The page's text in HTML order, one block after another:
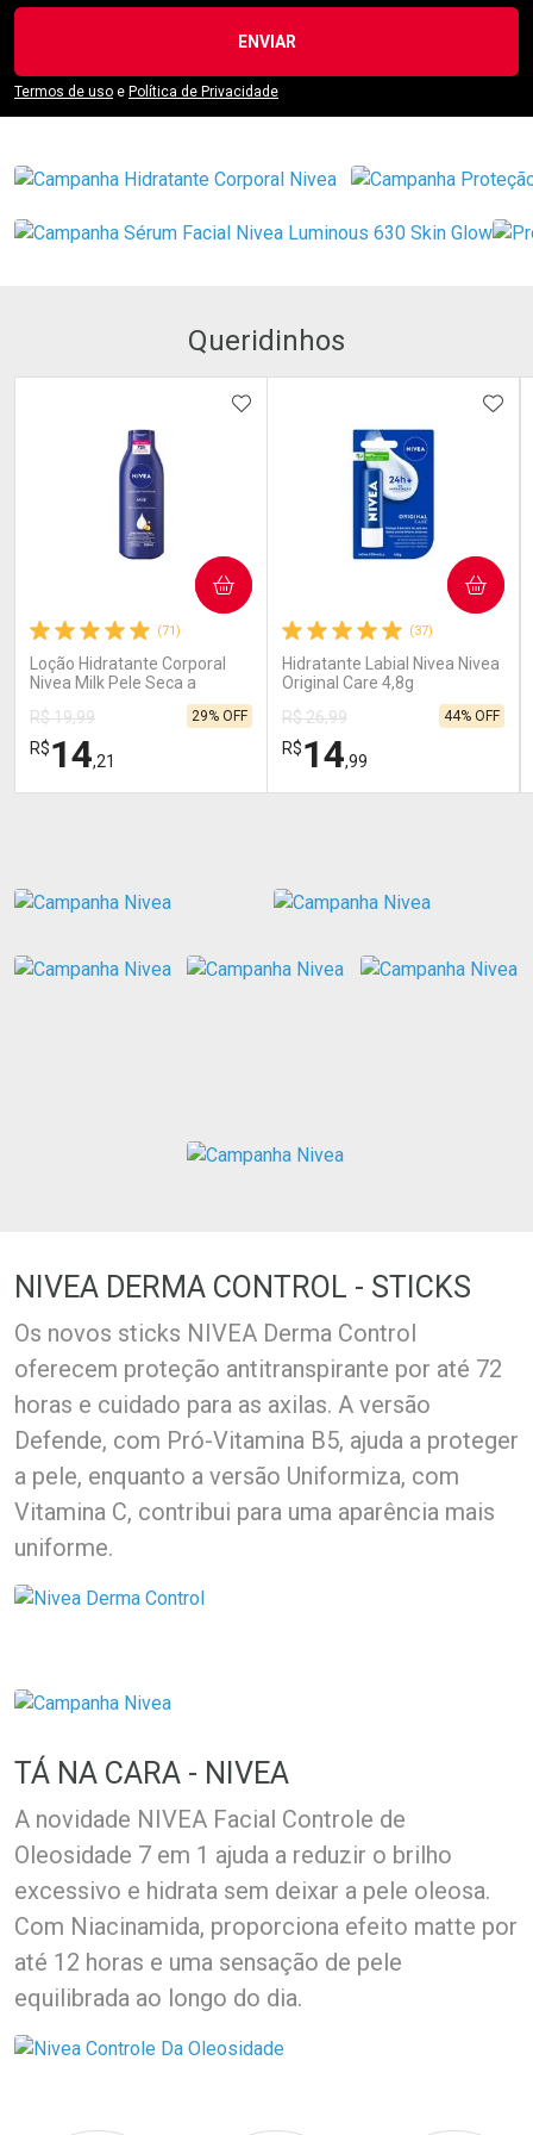
ENVIAR
Termos de uso e Política de Privacidade
Queridinhos
(71)
Loção Hidratante Corporal
Nivea Milk Pele Seca a
R$ 19,99
R$14,21
29% OFF
ADICIONAR AOS FAVORITOS
COMPRAR
Comprar sem Desconto
Comprar sem Desconto
(37)
Hidratante Labial Nivea Nivea
Original Care 4,8g
R$ 26,99
R$14,99
44% OFF
COMPRAR
Comprar sem Desconto
Comprar sem Desconto
NIVEA DERMA CONTROL - STICKS
Os novos sticks NIVEA Derma Control
oferecem proteção antitranspirante por até 72
horas e cuidado para as axilas. A versão
Defende, com Pró-Vitamina B5, ajuda a proteger
a pele, enquanto a versão Uniformiza, com
Vitamina C, contribui para uma aparência mais
uniforme.
TÁ NA CARA - NIVEA
A novidade NIVEA Facial Controle de
Oleosidade 7 em 1 ajuda a reduzir o brilho
excessivo e hidrata sem deixar a pele oleosa.
Com Niacinamida, proporciona efeito matte por
até 12 horas e uma sensação de pele
equilibrada ao longo do dia.